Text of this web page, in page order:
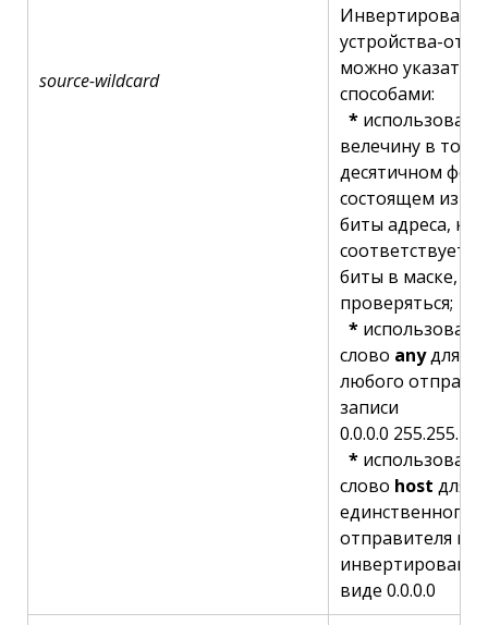
source-wildcard
устройства-
можно указать
способами:
*
велечину в
десятичном
состоящем из
биты адреса,
соответствует
биты в маске, не
проверяться;
*
слово anyдля
любого
записи
0.0.0.0
*
слово host для
единственного
отправителя
виде 0.0.0.0